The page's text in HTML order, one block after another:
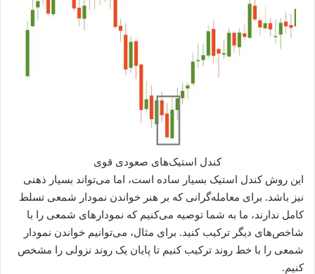
کندل استیک‌های صعودی قوی
این روش کندل استیک بسیار ساده است، اما می‌تواند بسیار ذهنی
نیز باشد. برای معامله‌گرانی که بر هنر خواندن نمودار شمعی تسلط
کامل ندارند، ما به شما توصیه می‌کنیم که نمودارهای شمعی را با
شاخص‌های دیگر ترکیب کنید. برای مثال، می‌توانیم خواندن نمودار
شمعی را با خط روند ترکیب کنیم تا پایان یک روند نزولی را مشخص
کنیم.